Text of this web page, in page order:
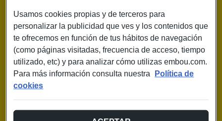
iPhone 16 + 1 AÑO DE GB infinitos y llamadas
ilimitadas
Sorteo exclusivo para residentes en Aragón.
Usamos cookies propias y de terceros para
personalizar la publicidad que ves y los contenidos que
te ofrecemos en función de tus hábitos de navegación
(como páginas visitadas, frecuencia de acceso, tiempo
utilizado, etc) y para analizar cómo utilizas embou.com.
Para más información consulta nuestra
Política de
cookies